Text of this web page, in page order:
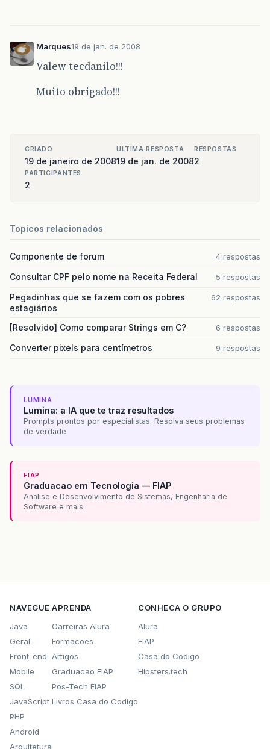
Marques19 de jan. de 2008
Valew tecdanilo!!!
Muito obrigado!!!
CRIADO
19 de janeiro de 2008
ULTIMA RESPOSTA
19 de jan. de 2008
RESPOSTAS
2
PARTICIPANTES
2
Topicos relacionados
Componente de forum 4 respostas
Consultar CPF pelo nome na Receita Federal 5 respostas
Pegadinhas que se fazem com os pobres
estagiários
62 respostas
[Resolvido] Como comparar Strings em C? 6 respostas
Converter pixels para centímetros 9 respostas
LUMINA
Lumina: a IA que te traz resultados
Prompts prontos por especialistas. Resolva seus problemas
de verdade.
FIAP
Graduacao em Tecnologia — FIAP
Analise e Desenvolvimento de Sistemas, Engenharia de
Software e mais
NAVEGUE
Java
Geral
Front-end
Mobile
SQL
JavaScript
PHP
Android
Arquitetura
APRENDA
Carreiras Alura
Formacoes
Artigos
Graduacao FIAP
Pos-Tech FIAP
Livros Casa do Codigo
CONHECA O GRUPO
Alura
FIAP
Casa do Codigo
Hipsters.tech